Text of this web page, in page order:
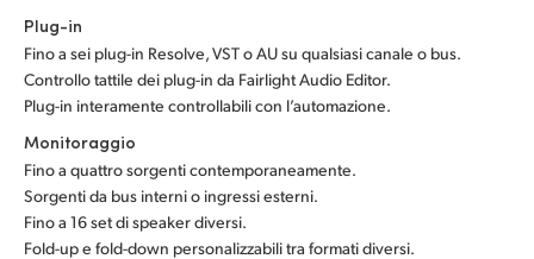
Plug-in
Fino a sei plug-in Resolve, VST o AU su qualsiasi canale o bus.
Controllo tattile dei plug-in da Fairlight Audio Editor.
Plug-in interamente controllabili con l’automazione.
Monitoraggio
Fino a quattro sorgenti contemporaneamente.
Sorgenti da bus interni o ingressi esterni.
Fino a 16 set di speaker diversi.
Fold-up e fold-down personalizzabili tra formati diversi.